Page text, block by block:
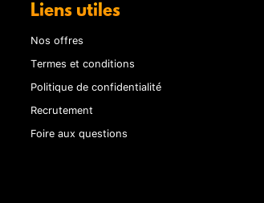
Liens utiles
Nos offres
Termes et conditions
Politique de confidentialité
Recrutement
Foire aux questions